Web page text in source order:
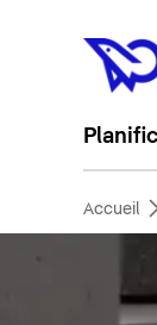
Accueil